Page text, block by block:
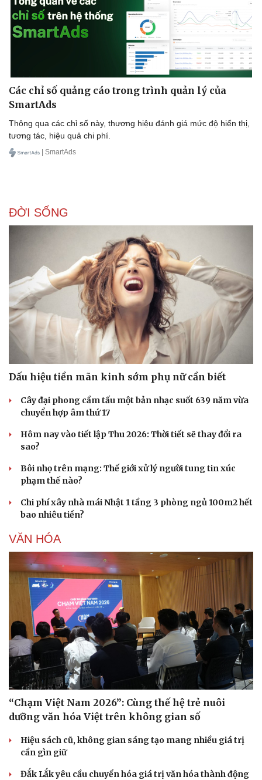
Doanh nghiệp 24h
Doanh nhân
Vì cộng đồng
Công nghệ
Sành điệu
Tin Công nghệ
Trải nghiệm
Các chỉ số quảng cáo trong trình quản lý của
SmartAds
Thông qua các chỉ số này, thương hiệu đánh giá mức độ hiển thị,
tương tác, hiệu quả chi phí.
| SmartAds
ĐỜI SỐNG
Dấu hiệu tiền mãn kinh sớm phụ nữ cần biết
Cây đại phong cầm tấu một bản nhạc suốt 639 năm vừa
chuyển hợp âm thứ 17
Hôm nay vào tiết lập Thu 2026: Thời tiết sẽ thay đổi ra
sao?
Bôi nhọ trên mạng: Thế giới xử lý người tung tin xúc
phạm thế nào?
Chi phí xây nhà mái Nhật 1 tầng 3 phòng ngủ 100m2 hết
bao nhiêu tiền?
VĂN HÓA
“Chạm Việt Nam 2026”: Cùng thế hệ trẻ nuôi
dưỡng văn hóa Việt trên không gian số
Hiệu sách cũ, không gian sáng tạo mang nhiều giá trị
cần gìn giữ
Đắk Lắk yêu cầu chuyển hóa giá trị văn hóa thành động